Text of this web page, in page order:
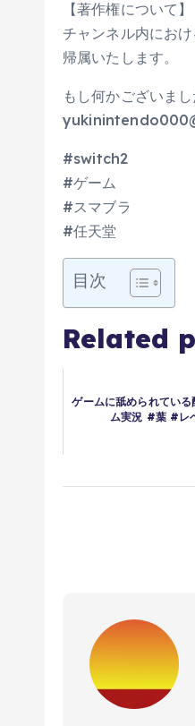
【著作権について】
チャンネル内にお
帰属いたします。
もし何かございま
#switch2
#ゲーム
#スマブラ
#任天堂
目次
Related
ゲームに舐められてい
ム実況 #葉 #レ